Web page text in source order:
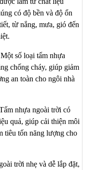
có độ bền và độ ổn
từ nắng, mưa, gió đến
số loại tấm nhựa
chống cháy, giúp giảm
an toàn cho ngôi nhà
nhựa ngoài trời có
quả, giúp cải thiện môi
tiêu tốn năng lượng cho
trời nhẹ và dễ lắp đặt,